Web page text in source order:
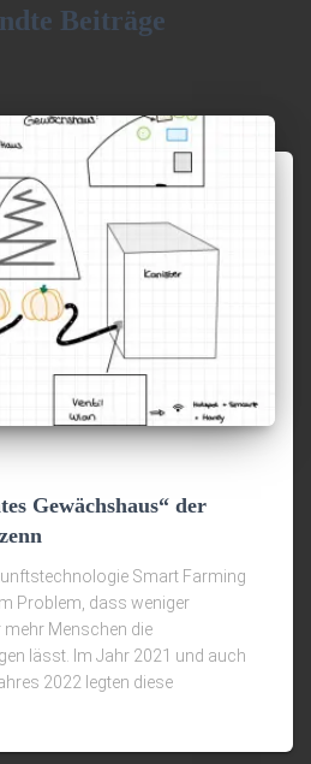
Beiträge
Gewächshaus“ der
Smart Farming
Problem, dass weniger
Menschen die
lässt. Im Jahr 2021 und auch
2022 legten diese